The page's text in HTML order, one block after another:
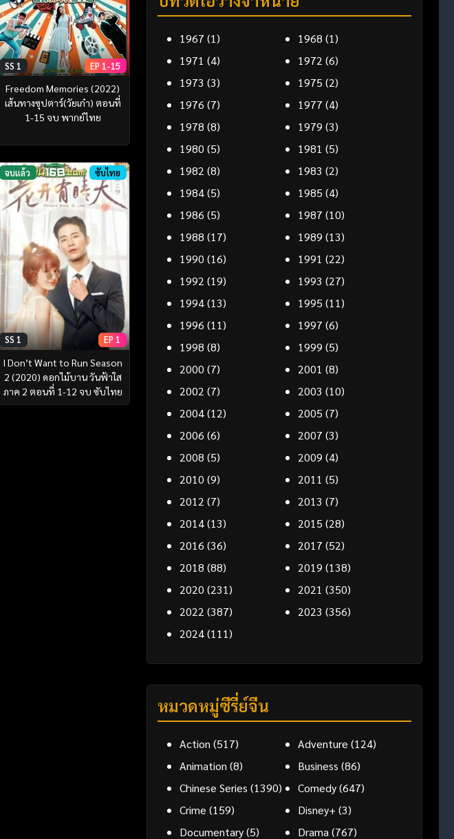
SS 1 EP 1-15
Freedom Memories (2022)
เส้นทางซุปตาร์(วัยเก๋า) ตอนที่
1-15 จบ พากย์ไทย
จบแล้ว ซับไทย
SS 1 EP 1
I Don’t Want to Run Season
2 (2020) ดอกไม้บาน วันฟ้าใส
ภาค 2 ตอนที่ 1-12 จบ ซับไทย
1967 (1) 1968 (1)
1971 (4) 1972 (6)
1973 (3) 1975 (2)
1976 (7) 1977 (4)
1978 (8) 1979 (3)
1980 (5) 1981 (5)
1982 (8) 1983 (2)
1984(5) 1985 (4)
1986 (5) 1987 (10)
1988 (17) 1989 (13)
1990 (16) 1991 (22)
1992 (19) 1993 (27)
1994(13) 1995 (11)
1996 (11) 1997 (6)
1998 (8) 1999 (5)
2000 (7) 2001 (8)
2002 (7) 2003 (10)
2004(12) 2005 (7)
2006 (6) 2007 (3)
2008 (5) 2009 (4)
2010 (9) 2011 (5)
2012 (7) 2013 (7)
2014(13) 2015 (28)
2016 (36) 2017 (52)
2018 (88) 2019 (138)
2020 (231) 2021 (350)
2022 (387) 2023 (356)
2024(111)
หมวดหมู่ซีรี่ย์จีน
Action (517) Adventure (124)
Animation (8) Business (86)
Chinese Series (1390) Comedy(647)
Crime (159) Disney+ (3)
Documentary(5) Drama(767)